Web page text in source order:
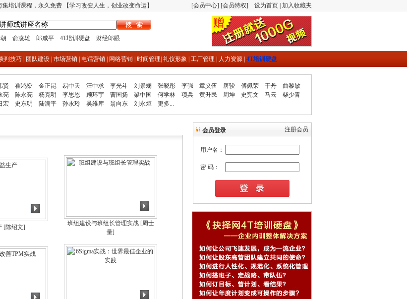
培训课程，永久免费 【学习改变人生，创业改变命运】 [会员中心] [会员特权] 设为首页 加入收藏夹
俞凌雄 郎咸平 4T培训硬盘 财经郎眼
判技巧| 团队建设| 市场营销| 电话营销| 网络营销| 时间管理 礼仪形象 工厂管理 人力资源| 4T培训硬盘
贤 翟鸿燊 金正昆 易中天 汪中求 李光斗 刘景斓 张晓彤 李强 章义伍 唐骏 傅佩荣 于丹
曲黎敏
亮 陈永亮 杨克明 李思恩 顾环宇 曹国扬 梁中国 何学林 项兵 黄升民 周坤 史宪文 马云
柴少青
宏 史东明 陆满平 孙永玲 吴维库 翁向东 刘永炬 更多...
[陈绍文]
班组建设与班组长管理实战[周士
量]
会员登录 注册会员
用户名：
密 码：